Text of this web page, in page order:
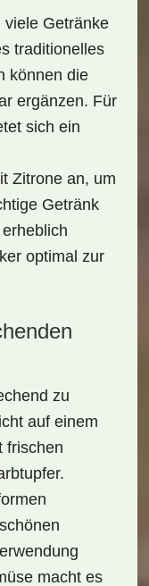
Getränke
traditionelles
können die
ergänzen. Für
sich ein
Zitrone an, um
Getränk
optimal zur
zu
auf einem
frischen
macht es